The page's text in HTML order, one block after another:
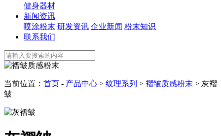
健身器材
新闻资讯
喷涂粉末 研发资讯 企业新闻 粉末知识
联系我们
当前位置： 首页 - 产品中心 > 纹理系列 > 褶皱质感粉末 > 灰褶
皱